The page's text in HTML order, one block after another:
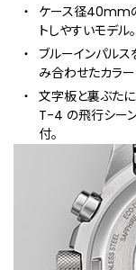
ケース径40mmの
トしやすいモデル。
ブルーインパル
み合わせたカラー
文字板と裏ぶた
T-4 の飛行シーン
付。